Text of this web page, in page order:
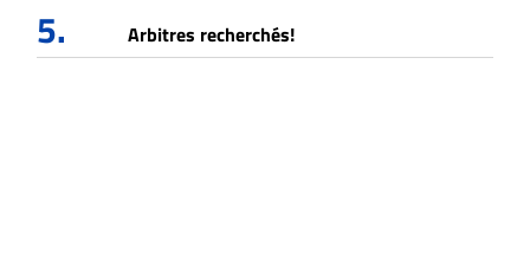
5. Arbitres recherchés!